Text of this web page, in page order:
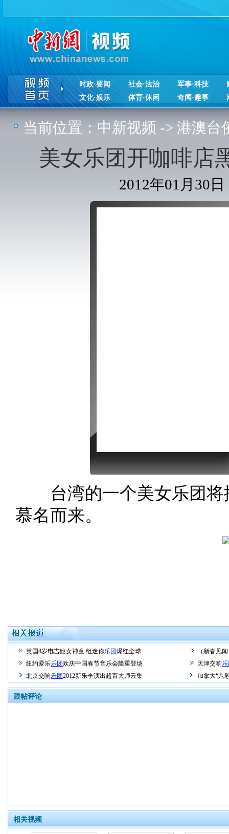
时政·要闻 社会·法治 军事·科技
文化·娱乐
体育·休闲 奇闻·趣事
当前位置： 中新视频 -> 港澳台
美女乐团开咖啡店
2012年01月30
台湾的一个美女乐团将
慕名而来。
英国8岁电吉他女神童 组迷你乐团爆红全球
（新春见
纽约爱乐乐团欢庆中国春节音乐会隆重登场 天津交响
北京交响乐团2012新乐季演出超百大师云集 加拿大“八
跟帖评论
相关视频